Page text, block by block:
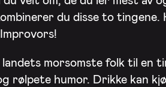
du disse to tingene.
morsomste folk til en
rølpete humor. Drikke kan